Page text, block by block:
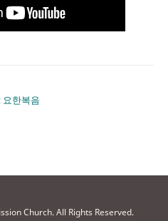
요한복음
Church. All Rights Reserved.